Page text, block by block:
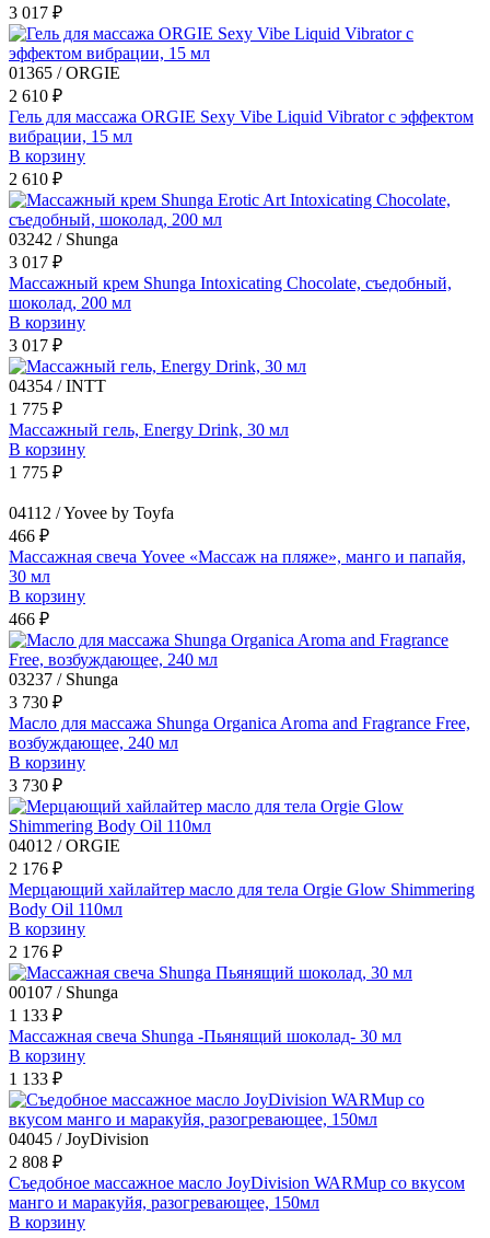
3 017 ₽
01365 / ORGIE
2 610 ₽
Гель для массажа ORGIE Sexy Vibe Liquid Vibrator с эффектом
вибрации, 15 мл
В корзину
2 610 ₽
03242 / Shunga
3 017 ₽
Массажный крем Shunga Intoxicating Chocolate, съедобный,
шоколад, 200 мл
В корзину
3 017 ₽
04354 / INTT
1 775 ₽
Массажный гель, Energy Drink, 30 мл
В корзину
1 775 ₽
04112 / Yovee by Toyfa
466 ₽
Массажная свеча Yovee «Массаж на пляже», манго и папайя,
30 мл
В корзину
466 ₽
03237 / Shunga
3 730 ₽
Масло для массажа Shunga Organica Aroma and Fragrance Free,
возбуждающее, 240 мл
В корзину
3 730 ₽
04012 / ORGIE
2 176 ₽
Мерцающий хайлайтер масло для тела Orgie Glow Shimmering
Body Oil 110мл
В корзину
2 176 ₽
00107 / Shunga
1 133 ₽
Массажная свеча Shunga -Пьянящий шоколад- 30 мл
В корзину
1 133 ₽
04045 / JoyDivision
2 808 ₽
Съедобное массажное масло JoyDivision WARMup со вкусом
манго и маракуйя, разогревающее, 150мл
В корзину